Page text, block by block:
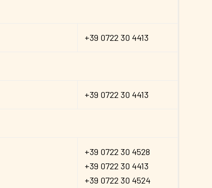
+39 0722 30 4413
+39 0722 30 4413
+39 0722 30 4528
+39 0722 30 4413
+39 0722 30 4524